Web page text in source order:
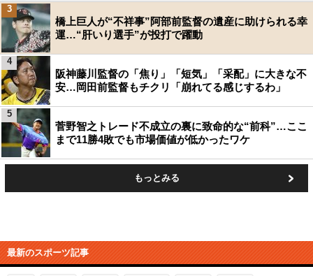
橋上巨人が“不祥事”阿部前監督の遺産に助けられる幸
運…“肝いり選手”が投打で躍動
3
阪神藤川監督の「焦り」「短気」「采配」に大きな不
安…岡田前監督もチクリ「崩れてる感じするわ」
4
菅野智之トレード不成立の裏に致命的な“前科”…ここ
まで11勝4敗でも市場価値が低かったワケ
5
もっとみる
最新のスポーツ記事